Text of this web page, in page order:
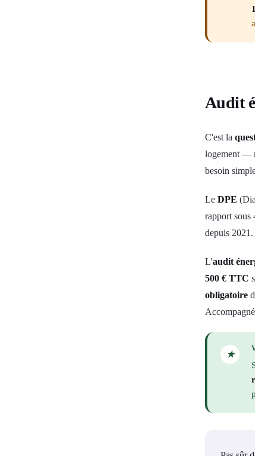
Audit
C'est la
logement —
besoin
Le DPE
rapport sous
depuis
L'audit
500 € TTC
obligatoire
★